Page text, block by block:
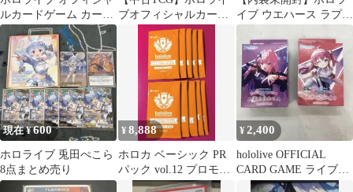
ルカードゲーム カード
2枚セット
ブオフィシャルカード
ゲーム 風真いろは
(hBP01-050)(ブルーム
カップ)(P)【50-501】
イブ ウエハース ラプラ
ス・ダークネス AZKi
セット
現在 ¥600
ホロライブ 兎田ぺこら
8点まとめ売り
¥8,888
ホロカ ベーシック PR
パック vol.12 プロモパ
ック10枚セット
¥2,400
hololive OFFICIAL
CARD GAME ライブス
タートデッキ